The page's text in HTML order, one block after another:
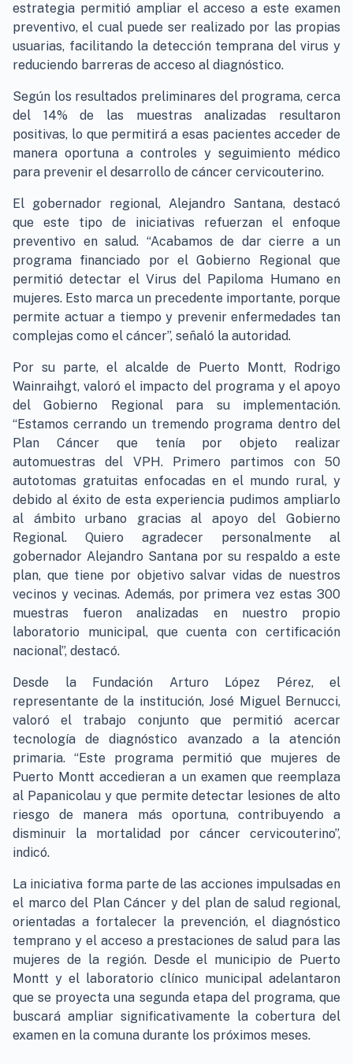
estrategia permitió ampliar el acceso a este examen
preventivo, el cual puede ser realizado por las propias
usuarias, facilitando la detección temprana del virus y
reduciendo barreras de acceso al diagnóstico.
Según los resultados preliminares del programa, cerca
del 14% de las muestras analizadas resultaron
positivas, lo que permitirá a esas pacientes acceder de
manera oportuna a controles y seguimiento médico
para prevenir el desarrollo de cáncer cervicouterino.
El gobernador regional, Alejandro Santana, destacó
que este tipo de iniciativas refuerzan el enfoque
preventivo en salud. “Acabamos de dar cierre a un
programa financiado por el Gobierno Regional que
permitió detectar el Virus del Papiloma Humano en
mujeres. Esto marca un precedente importante, porque
permite actuar a tiempo y prevenir enfermedades tan
complejas como el cáncer”, señaló la autoridad.
Por su parte, el alcalde de Puerto Montt, Rodrigo
Wainraihgt, valoró el impacto del programa y el apoyo
del Gobierno Regional para su implementación.
“Estamos cerrando un tremendo programa dentro del
Plan Cáncer que tenía por objeto realizar
automuestras del VPH. Primero partimos con 50
autotomas gratuitas enfocadas en el mundo rural, y
debido al éxito de esta experiencia pudimos ampliarlo
al ámbito urbano gracias al apoyo del Gobierno
Regional. Quiero agradecer personalmente al
gobernador Alejandro Santana por su respaldo a este
plan, que tiene por objetivo salvar vidas de nuestros
vecinos y vecinas. Además, por primera vez estas 300
muestras fueron analizadas en nuestro propio
laboratorio municipal, que cuenta con certificación
nacional”, destacó.
Desde la Fundación Arturo López Pérez, el
representante de la institución, José Miguel Bernucci,
valoró el trabajo conjunto que permitió acercar
tecnología de diagnóstico avanzado a la atención
primaria. “Este programa permitió que mujeres de
Puerto Montt accedieran a un examen que reemplaza
al Papanicolau y que permite detectar lesiones de alto
riesgo de manera más oportuna, contribuyendo a
disminuir la mortalidad por cáncer cervicouterino”,
indicó.
La iniciativa forma parte de las acciones impulsadas en
el marco del Plan Cáncer y del plan de salud regional,
orientadas a fortalecer la prevención, el diagnóstico
temprano y el acceso a prestaciones de salud para las
mujeres de la región. Desde el municipio de Puerto
Montt y el laboratorio clínico municipal adelantaron
que se proyecta una segunda etapa del programa, que
buscará ampliar significativamente la cobertura del
examen en la comuna durante los próximos meses.